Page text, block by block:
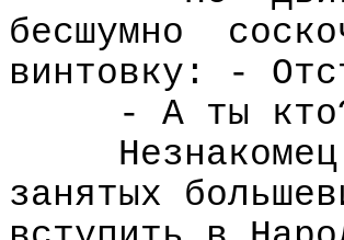
бесшумно
винтовку: -
- А ты
занятых